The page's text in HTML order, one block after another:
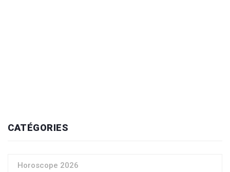
CATÉGORIES
Horoscope 2026